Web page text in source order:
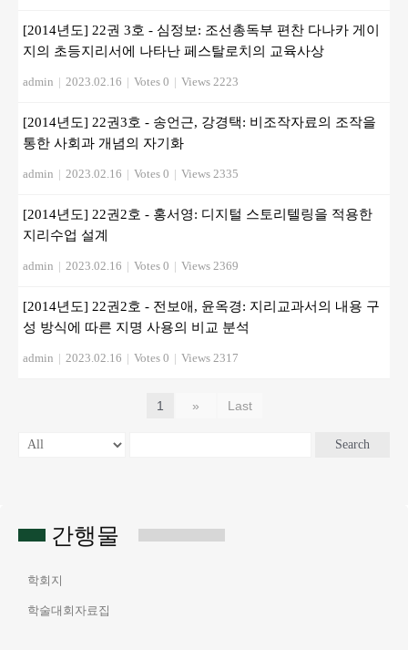
간행물
학회지
학술대회자료집
[2014년도] 22권 3호 - 심정보: 조선총독부 편찬 다나카 게이
지의 초등지리서에 나타난 페스탈로치의 교육사상
admin | 2023.02.16 | Votes 0 | Views 2223
[2014년도] 22권3호 - 송언근, 강경택: 비조작자료의 조작을
통한 사회과 개념의 자기화
admin | 2023.02.16 | Votes 0 | Views 2335
[2014년도] 22권2호 - 홍서영: 디지털 스토리텔링을 적용한
지리수업 설계
admin | 2023.02.16 | Votes 0 | Views 2369
[2014년도] 22권2호 - 전보애, 윤옥경: 지리교과서의 내용 구
성 방식에 따른 지명 사용의 비교 분석
admin | 2023.02.16 | Votes 0 | Views 2317
1 » Last
Search